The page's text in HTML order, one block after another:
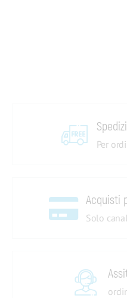
Per
Acquisti
Solo